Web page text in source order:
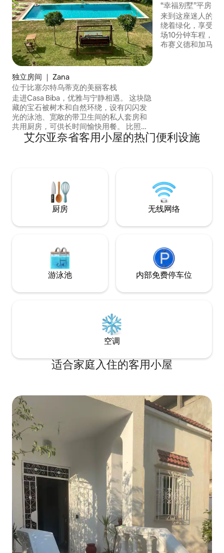
独立房间 ｜ Zana
位于比塞尔特乌蒂克的美丽客栈
走进Casa Biba，优雅与宁静相遇。 这块隐
藏的宝石被树木和自然环绕，设有闪闪发
光的泳池、宽敞的带卫生间的私人套房和
共用厨房，可供长时间愉快用餐。 比照片
更令人惊叹，这是您的私人庇护所，距离
Geant仅20分钟路程。 来断开连接、充
“幸福别墅”平房，
来到这座迷人的平
绕着绿化，享受城
场10分钟车程，距
布赛义德和加马尔
艾尔亚奈省客用小屋的热门便利设施
厨房 无线网络
游泳池 内部免费停车位
空调
适合家庭入住的客用小屋